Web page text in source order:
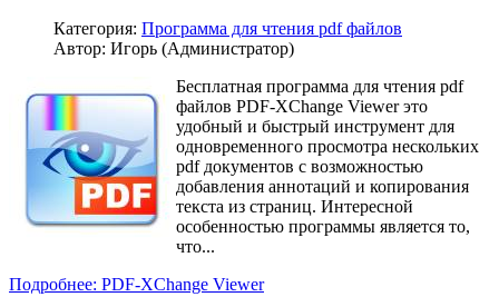
Категория: Программа для чтения pdf файлов
Автор: Игорь (Администратор)
Бесплатная программа для чтения pdf
файлов PDF-XChange Viewer это
удобный и быстрый инструмент для
одновременного просмотра нескольких
pdf документов с возможностью
добавления аннотаций и копирования
текста из страниц. Интересной
особенностью программы является то,
что...
Подробнее: PDF-XChange Viewer